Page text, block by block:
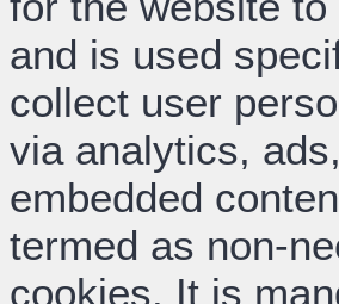
and is used
collect user
via analytics,
embedded
termed as non-
cookies. It is